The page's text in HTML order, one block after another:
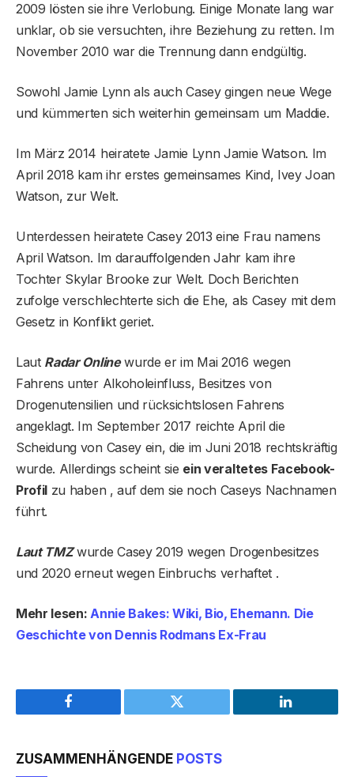
2009 lösten sie ihre Verlobung. Einige Monate lang war
unklar, ob sie versuchten, ihre Beziehung zu retten. Im
November 2010 war die Trennung dann endgültig.
Sowohl Jamie Lynn als auch Casey gingen neue Wege
und kümmerten sich weiterhin gemeinsam um Maddie.
Im März 2014 heiratete Jamie Lynn Jamie Watson. Im
April 2018 kam ihr erstes gemeinsames Kind, Ivey Joan
Watson, zur Welt.
Unterdessen heiratete Casey 2013 eine Frau namens
April Watson. Im darauffolgenden Jahr kam ihre
Tochter Skylar Brooke zur Welt. Doch Berichten
zufolge verschlechterte sich die Ehe, als Casey mit dem
Gesetz in Konflikt geriet.
Laut Radar Onlinewurde er im Mai 2016 wegen
Fahrens unter Alkoholeinfluss, Besitzes von
Drogenutensilien und rücksichtslosen Fahrens
angeklagt. Im September 2017 reichte April die
Scheidung von Casey ein, die im Juni 2018 rechtskräftig
wurde. Allerdings scheint sie ein veraltetes Facebook-
Profil zu haben , auf dem sie noch Caseys Nachnamen
führt.
Laut TMZwurde Casey 2019 wegen Drogenbesitzes
und 2020 erneut wegen Einbruchs verhaftet .
Mehr lesen:Annie Bakes: Wiki, Bio, Ehemann. Die
Geschichte von Dennis Rodmans Ex-Frau
Facebook Twitter LinkedIn
ZUSAMMENHÄNGENDE POSTS